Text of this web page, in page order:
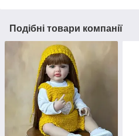
Подібні товари компанії